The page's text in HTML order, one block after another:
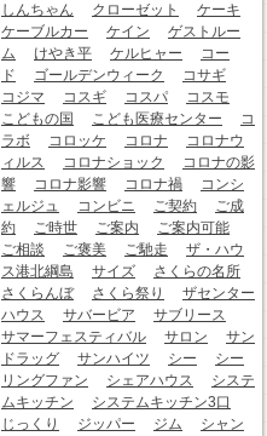
しんちゃん
クローゼット
ケーキ
ケーブルカー
ケイン
ゲストルー
ム
けやき平 ケルヒャー
コー
ド
ゴールデンウィーク
コサギ
コジマ
コスギ コスパ
コスモ
こどもの国
こども医療センター
コ
ラボ
コロッケ コロナ
コロナウ
ィルス
コロナショック
コロナの影
響
コロナ影響 コロナ禍
コンシ
ェルジュ
コンビニ ご契約
ご成
約
ご時世 ご案内
ご案内可能
ご相談
ご褒美 ご馳走
ザ・ハウ
ス港北綱島
サイズ
さくらの名所
さくらんぼ
さくら祭り
ザセンター
ハウス
サバービア
サブリース
サマーフェスティバル
サロン
サン
ドラッグ
サンハイツ シー
シー
リングファン
シェアハウス
システ
ムキッチン
システムキッチン3口
じっくり
ジッパー ジム
シャン